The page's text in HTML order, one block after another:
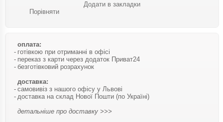
Порівняти
Додати в закладки
оплата:
готівкою при отриманні в офісі
переказ з карти через додаток Приват24
безготівковий розрахунок
доставка:
самовивіз з нашого офісу у Львові
доставка на склад Нової Пошти (по Україні)
детальніше про доставку >>>